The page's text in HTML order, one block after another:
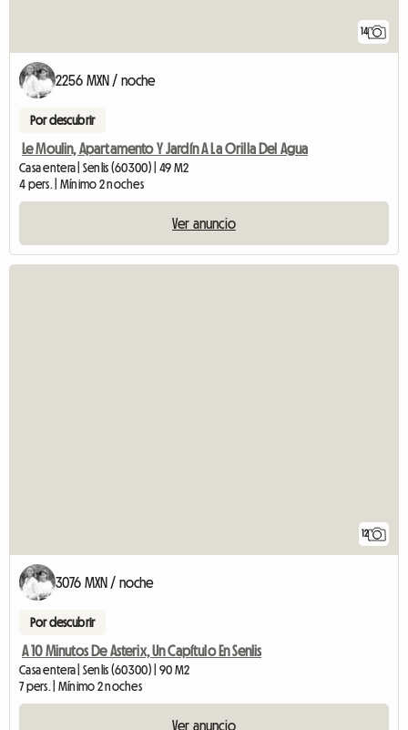
14
2256 MXN / noche
Por descubrir
Le Moulin, Apartamento Y Jardín A La Orilla Del Agua
Casa entera | Senlis (60300) | 49 M2
4 pers. | Mínimo 2 noches
Ver anuncio
12
3076 MXN / noche
Por descubrir
A 10 Minutos De Asterix, Un Capítulo En Senlis
Casa entera | Senlis (60300) | 90 M2
7 pers. | Mínimo 2 noches
Ver anuncio